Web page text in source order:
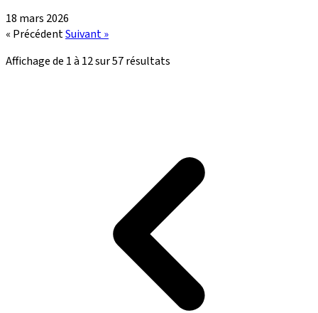
18 mars 2026
« PrécédentSuivant »
Affichage de 1à 12sur57résultats